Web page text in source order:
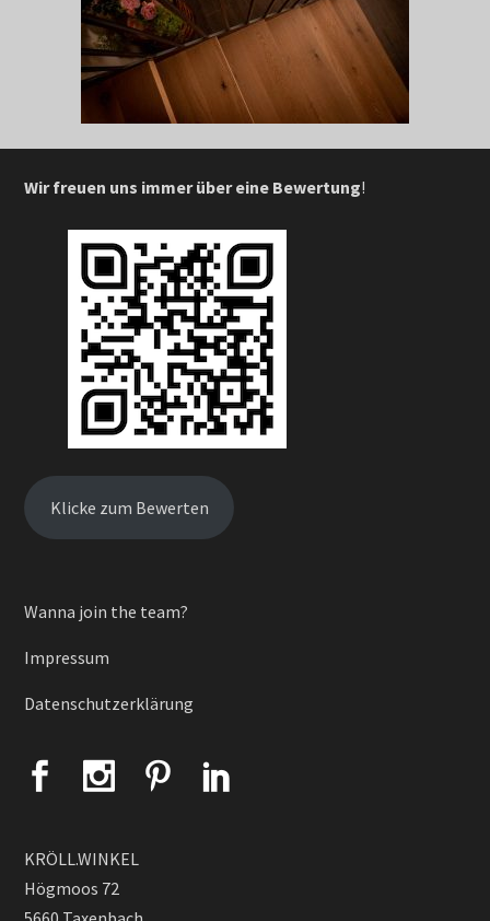
Wir freuen uns immer über eine Bewertung!
Klicke zum Bewerten
Wanna join the team?
Impressum
Datenschutzerklärung
KRÖLL.WINKEL
Högmoos 72